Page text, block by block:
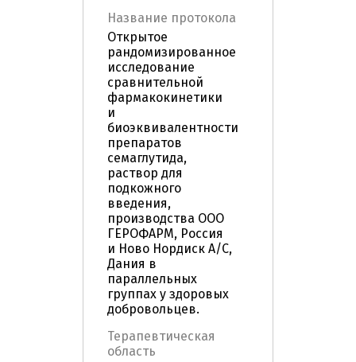
Название протокола
Открытое
рандомизированное
исследование
сравнительной
фармакокинетики
и
биоэквивалентности
препаратов
семаглутида,
раствор для
подкожного
введения,
производства ООО
ГЕРОФАРМ, Россия
и Ново Нордиск А/С,
Дания в
параллельных
группах у здоровых
добровольцев.
Терапевтическая
область